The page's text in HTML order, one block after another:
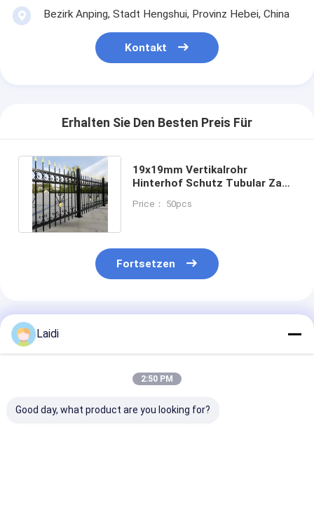
Bezirk Anping, Stadt Hengshui, Provinz Hebei, China
Kontakt
Erhalten Sie Den Besten Preis Für
19x19mm Vertikalrohr
Hinterhof Schutz Tubular Zaun
Farbe
Price： 50pcs
Fortsetzen
Empfohlene Produkte
Laidi
2:50 PM
Good day, what product are you looking for?